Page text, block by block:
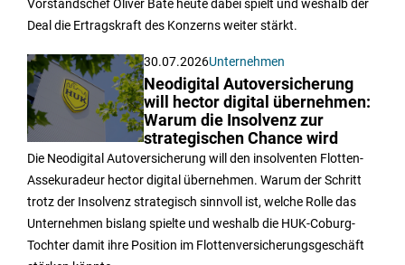
Vorstandschef Oliver Bäte heute dabei spielt und weshalb der
Deal die Ertragskraft des Konzerns weiter stärkt.
30.07.2026Unternehmen
Neodigital Autoversicherung
will hector digital übernehmen:
Warum die Insolvenz zur
strategischen Chance wird
Die Neodigital Autoversicherung will den insolventen Flotten-
Assekuradeur hector digital übernehmen. Warum der Schritt
trotz der Insolvenz strategisch sinnvoll ist, welche Rolle das
Unternehmen bislang spielte und weshalb die HUK-Coburg-
Tochter damit ihre Position im Flottenversicherungsgeschäft